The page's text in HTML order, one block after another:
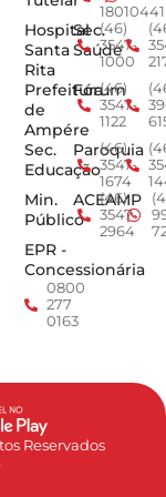
18010441
Hospital
Santa
Rita
Sec.
Saúde
(46)
3547-
1000
Prefeitura
de
Ampére
Fórum
(46)
3547-
1122
Sec.
Educação
Paroquia
(46)
3547-
1674
Min.
Público
ACEAMP
(46)
3547-
2964
EPR -
Concessionária
0800
277
0163
Reservados